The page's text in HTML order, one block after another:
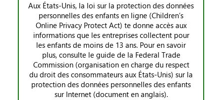
Aux États-Unis, la loi sur la protection des données
personnelles des enfants en ligne (Children’s
Online Privacy Protect Act) te donne accès aux
informations que les entreprises collectent pour
les enfants de moins de 13 ans. Pour en savoir
plus, consulte le guide de la Federal Trade
Commission (organisation en charge du respect
du droit des consommateurs aux États-Unis) sur la
protection des données personnelles des enfants
sur Internet (document en anglais).